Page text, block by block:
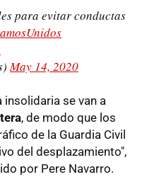
para evitar conductas
May 14, 2020
se van a
, de modo que los
de la Guardia Civil
del desplazamiento",
por Pere Navarro.